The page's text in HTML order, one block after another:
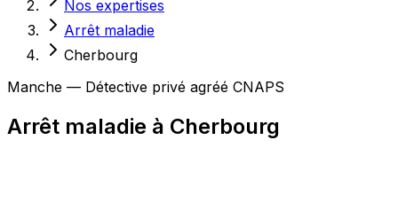
Nos expertises
Arrêt maladie
Cherbourg
Manche — Détective privé agréé CNAPS
Arrêt maladie à Cherbourg